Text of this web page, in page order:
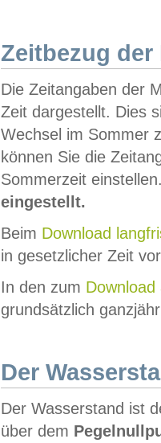
Zeitbezug der
Die Zeitangaben der
Zeit dargestellt. Dies
Wechsel im Sommer
können Sie die
Sommerzeit
eingestellt.
Beim Download
in gesetzlicher Zeit
In den zum Download
grundsätzlich
Der
Der Wasserstand ist
über dem